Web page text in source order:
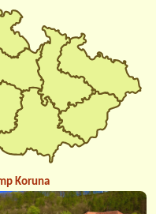
Koruna